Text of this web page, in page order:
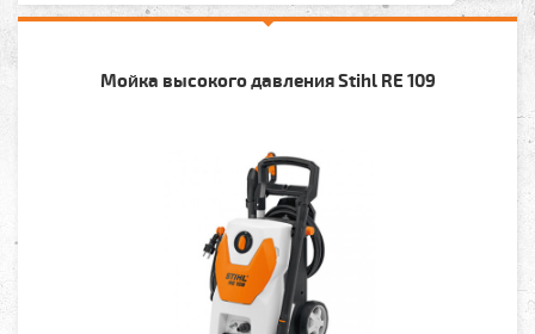
Мойка высокого давления Stihl RE 109